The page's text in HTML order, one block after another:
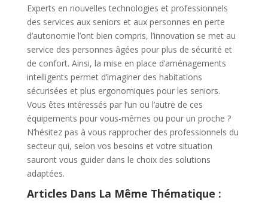
Experts en nouvelles technologies et professionnels
des services aux seniors et aux personnes en perte
d’autonomie l’ont bien compris, l’innovation se met au
service des personnes âgées pour plus de sécurité et
de confort. Ainsi, la mise en place d’aménagements
intelligents permet d’imaginer des habitations
sécurisées et plus ergonomiques pour les seniors.
Vous êtes intéressés par l’un ou l’autre de ces
équipements pour vous-mêmes ou pour un proche ?
N’hésitez pas à vous rapprocher des professionnels du
secteur qui, selon vos besoins et votre situation
sauront vous guider dans le choix des solutions
adaptées.
Articles Dans La Même Thématique :